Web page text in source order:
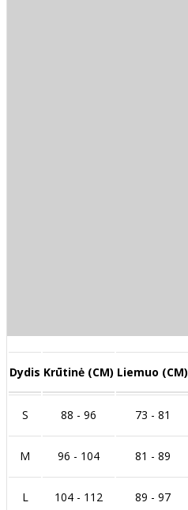
Dydis Krūtinė (CM) Liemuo (CM)
S 88 - 96 73 - 81
M 96 - 104 81 - 89
L 104 - 112 89 - 97